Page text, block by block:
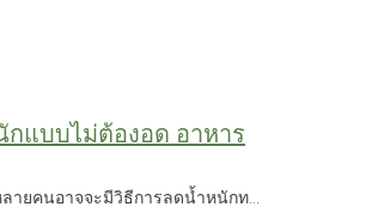
แบบไม่ต้องอด อาหาร
ายคนอาจจะมีวิธีการลดน้ำหนักท...